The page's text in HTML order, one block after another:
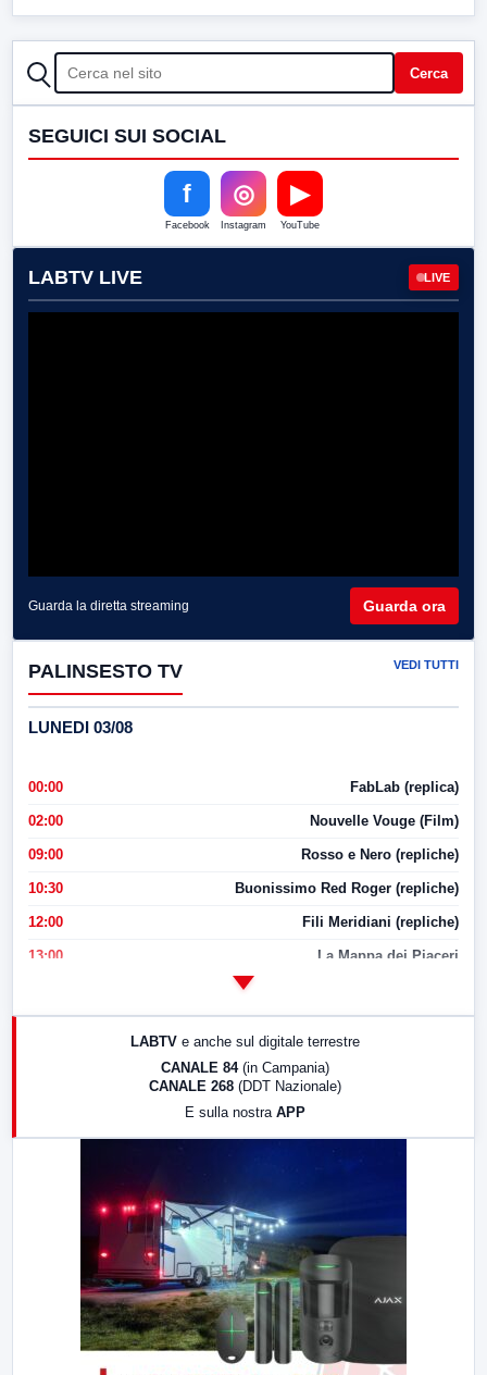
CERCA Cerca
SEGUICI SUI SOCIAL
f
Facebook
◎
Instagram
▶
YouTube
LABTV LIVE LIVE
Guarda la diretta streaming Guarda ora
PALINSESTO TV VEDI TUTTI
LUNEDI 03/08
00:00 FabLab (replica)
02:00 Nouvelle Vouge (Film)
09:00 Rosso e Nero (repliche)
10:30 Buonissimo Red Roger (repliche)
12:00 Fili Meridiani (repliche)
13:00 La Mappa dei Piaceri
LABTV e anche sul digitale terrestre
CANALE 84 (in Campania)
CANALE 268 (DDT Nazionale)
E sulla nostra APP